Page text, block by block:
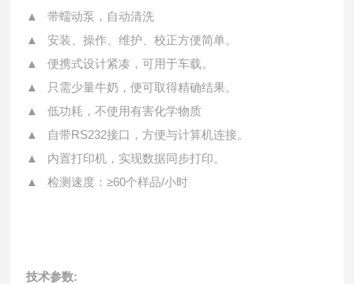
▲ 带蠕动泵，自动清洗
▲ 安装、操作、维护、校正方便简单。
▲ 便携式设计紧凑，可用于车载。
▲ 只需少量牛奶，便可取得精确结果。
▲ 低功耗，不使用有害化学物质
▲ 自带RS232接口，方便与计算机连接。
▲ 内置打印机，实现数据同步打印。
▲ 检测速度：≥60个样品/小时
技术参数: